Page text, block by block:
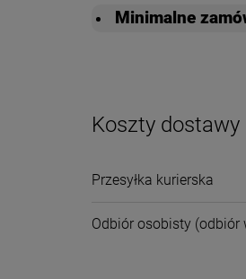
Minimalne
Koszty dostawy
Przesyłka kurierska
Odbiór osobisty (odbiór